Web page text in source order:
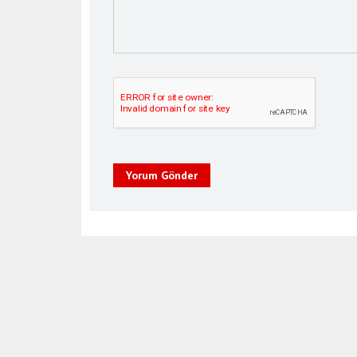
Yorum Gönder